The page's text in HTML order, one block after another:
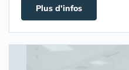
Plus d'infos